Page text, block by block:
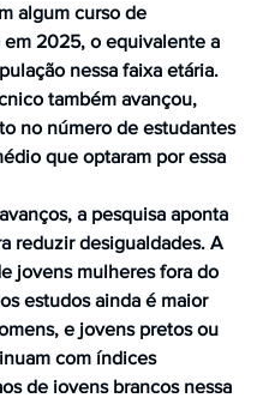
algum curso de
em 2025, o equivalente a
nessa faixa etária.
também avançou,
no número de estudantes
que optaram por essa
a pesquisa aponta
reduzir desigualdades. A
jovens mulheres fora do
estudos ainda é maior
e jovens pretos ou
com índices
de jovens brancos nessa